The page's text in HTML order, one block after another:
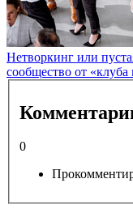
Нетворкинг или
сообщество от «клуба
0